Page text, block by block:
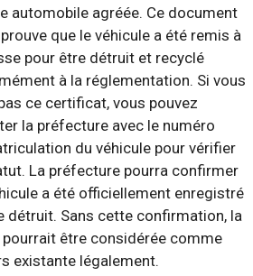
automobile agréée. Ce document
que le véhicule a été remis à
pour être détruit et recyclé
à la réglementation. Si vous
ce certificat, vous pouvez
la préfecture avec le numéro
du véhicule pour vérifier
La préfecture pourra confirmer
a été officiellement enregistré
détruit. Sans cette confirmation, la
être considérée comme
existante légalement.